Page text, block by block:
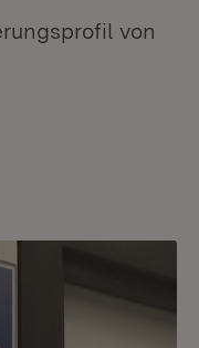
von